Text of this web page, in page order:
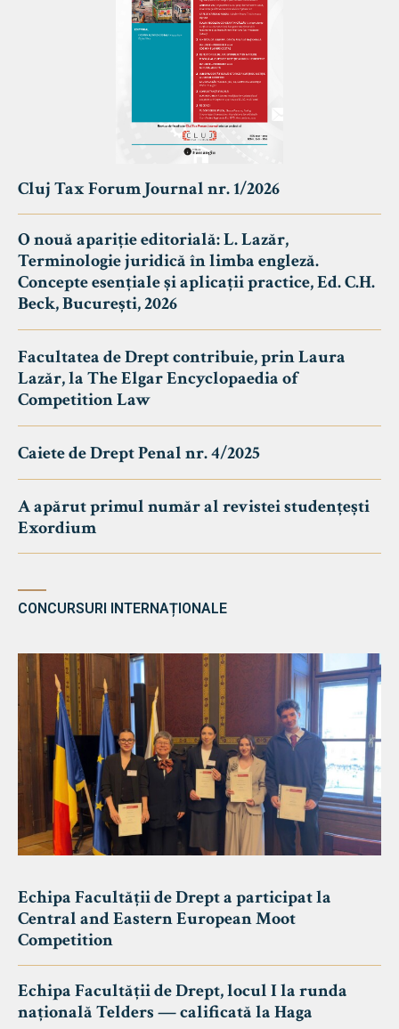
Cluj Tax Forum Journal nr. 1/2026
O nouă apariție editorială: L. Lazăr,
Terminologie juridică în limba engleză.
Concepte esențiale și aplicații practice, Ed. C.H.
Beck, București, 2026
Facultatea de Drept contribuie, prin Laura
Lazăr, la The Elgar Encyclopaedia of
Competition Law
Caiete de Drept Penal nr. 4/2025
A apărut primul număr al revistei studențești
Exordium
CONCURSURI INTERNAȚIONALE
Echipa Facultății de Drept a participat la
Central and Eastern European Moot
Competition
Echipa Facultății de Drept, locul I la runda
națională Telders — calificată la Haga